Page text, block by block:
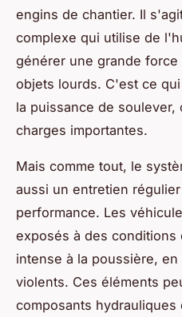
engins de chantier. Il
complexe qui utilise de
générer une grande
objets lourds. C'est ce
la puissance de
charges importantes.
Mais comme tout, le
aussi un entretien
performance. Les
exposés à des conditions
intense à la poussière,
violents. Ces éléments
composants hydrauliques